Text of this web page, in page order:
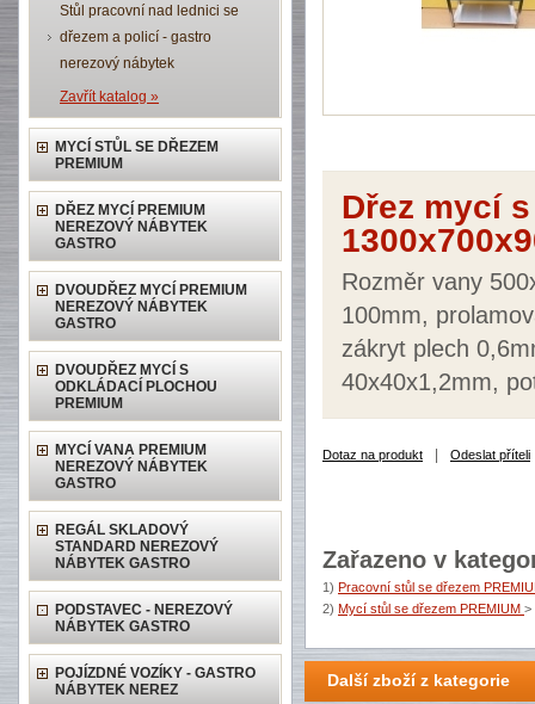
Stůl pracovní nad lednici se
dřezem a policí - gastro
nerezový nábytek
Zavřít katalog »
MYCÍ STŮL SE DŘEZEM
PREMIUM
DŘEZ MYCÍ PREMIUM
NEREZOVÝ NÁBYTEK
GASTRO
DVOUDŘEZ MYCÍ PREMIUM
NEREZOVÝ NÁBYTEK
GASTRO
DVOUDŘEZ MYCÍ S
ODKLÁDACÍ PLOCHOU
PREMIUM
MYCÍ VANA PREMIUM
NEREZOVÝ NÁBYTEK
GASTRO
REGÁL SKLADOVÝ
STANDARD NEREZOVÝ
NÁBYTEK GASTRO
PODSTAVEC - NEREZOVÝ
NÁBYTEK GASTRO
POJÍZDNÉ VOZÍKY - GASTRO
NÁBYTEK NEREZ
Dřez mycí
Rozměr vany
100mm,
zákryt plech
40x40x1,2mm,
Dotaz na produkt Odeslat příteli
Zařazeno v
1) Pracovní stůl se dřezem
2) Mycí stůl se dřezem PREMIUM >
Další zboží z kategorie